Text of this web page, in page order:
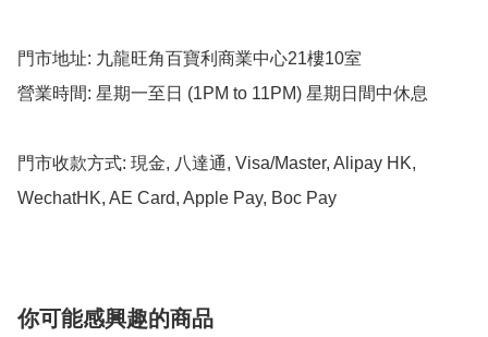
門市地址: 九龍旺角百寶利商業中心21樓10室
營業時間: 星期一至日 (1PM to 11PM) 星期日間中休息
門市收款方式: 現金, 八達通, Visa/Master, Alipay HK,
WechatHK, AE Card, Apple Pay, Boc Pay
你可能感興趣的商品